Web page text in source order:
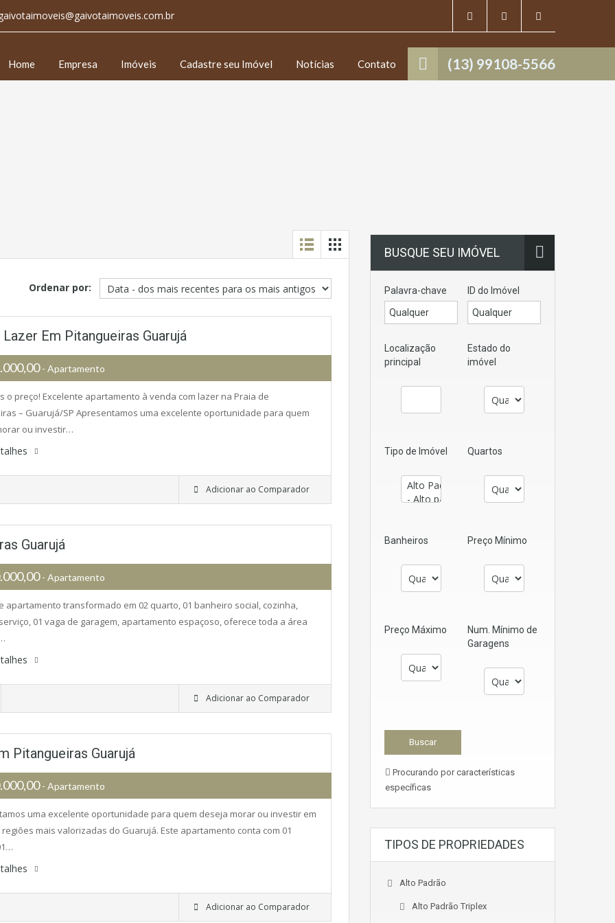
(13) 99108-5566
Home Empresa Imóveis Cadastre seu Imóvel Notícias Contato
Ordenar por:
Em Pitangueiras Guarujá
- Apartamento
o preço! Excelente apartamento à venda com lazer na Praia de
– Guarujá/SP Apresentamos uma excelente oportunidade para quem
ou investir…
Adicionar ao Comparador
Guarujá
- Apartamento
apartamento transformado em 02 quarto, 01 banheiro social, cozinha,
01 vaga de garagem, apartamento espaçoso, oferece toda a área
Adicionar ao Comparador
Pitangueiras Guarujá
- Apartamento
uma excelente oportunidade para quem deseja morar ou investir em
mais valorizadas do Guarujá. Este apartamento conta com 01
Adicionar ao Comparador
BUSQUE SEU IMÓVEL
Palavra-chave ID do Imóvel
Localização
principal
Estado do
imóvel
Tipo de Imóvel Quartos
Banheiros Preço Mínimo
Preço Máximo
Num. Mínimo de
Garagens
Procurando por características
específicas
TIPOS DE PROPRIEDADES
Alto Padrão
Alto Padrão Triplex